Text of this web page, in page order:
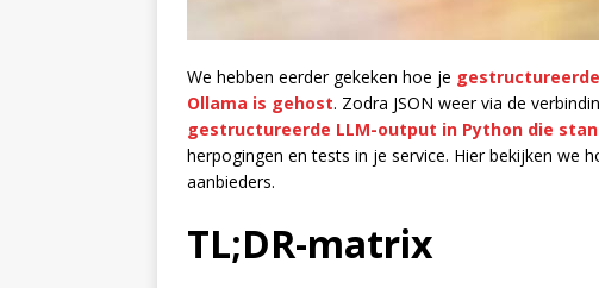
We hebben eerder gekeken hoe je
Ollama is gehost. Zodra JSON weer via de
gestructureerde LLM-output in Python die
herpogingen en tests in je service. Hier bekijken we
aanbieders.
TL;DR-matrix